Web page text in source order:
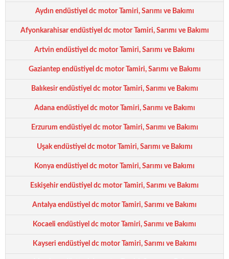
Aydın endüstiyel dc motor Tamiri, Sarımı ve Bakımı
Afyonkarahisar endüstiyel dc motor Tamiri, Sarımı ve Bakımı
Artvin endüstiyel dc motor Tamiri, Sarımı ve Bakımı
Gaziantep endüstiyel dc motor Tamiri, Sarımı ve Bakımı
Balıkesir endüstiyel dc motor Tamiri, Sarımı ve Bakımı
Adana endüstiyel dc motor Tamiri, Sarımı ve Bakımı
Erzurum endüstiyel dc motor Tamiri, Sarımı ve Bakımı
Uşak endüstiyel dc motor Tamiri, Sarımı ve Bakımı
Konya endüstiyel dc motor Tamiri, Sarımı ve Bakımı
Eskişehir endüstiyel dc motor Tamiri, Sarımı ve Bakımı
Antalya endüstiyel dc motor Tamiri, Sarımı ve Bakımı
Kocaeli endüstiyel dc motor Tamiri, Sarımı ve Bakımı
Kayseri endüstiyel dc motor Tamiri, Sarımı ve Bakımı